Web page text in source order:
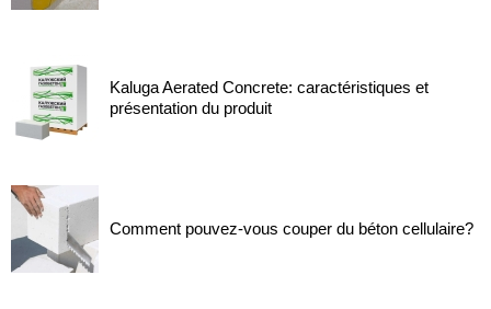
Kaluga Aerated Concrete: caractéristiques et
présentation du produit
Comment pouvez-vous couper du béton cellulaire?